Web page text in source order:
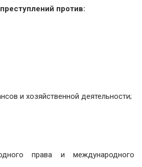
против:
и хозяйственной деятельности;
права и международного